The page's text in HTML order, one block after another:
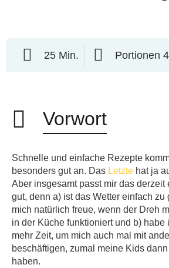
25 Min. Portionen 4
Vorwort
Schnelle und einfache Rezepte
besonders gut an. Das Letzte hat ja
Aber insgesamt passt mir das derzeit
gut, denn a) ist das Wetter einfach zu
mich natürlich freue, wenn der Dreh
in der Küche funktioniert und b) habe
mehr Zeit, um mich auch mal mit
beschäftigen, zumal meine Kids
haben.